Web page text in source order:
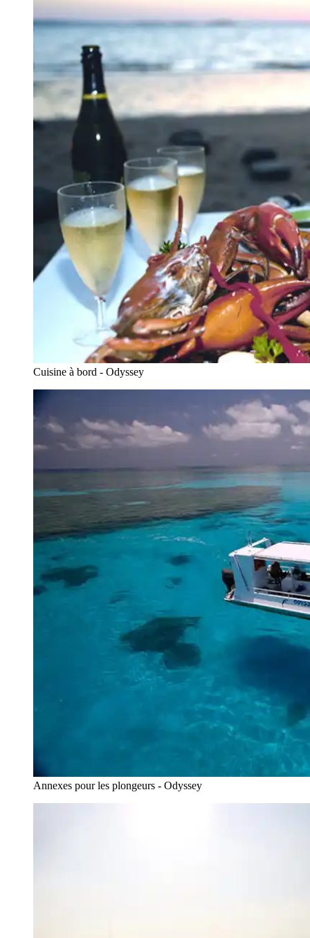
Cuisine à bord - Odyssey
Annexes pour les plongeurs - Odyssey